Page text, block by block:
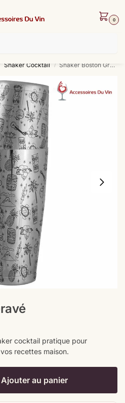
0
dès 30 € d’achat !
Shaker Cocktail / Shaker Boston Gravé
cocktail pratique pour
recettes maison.
Ajouter au panier